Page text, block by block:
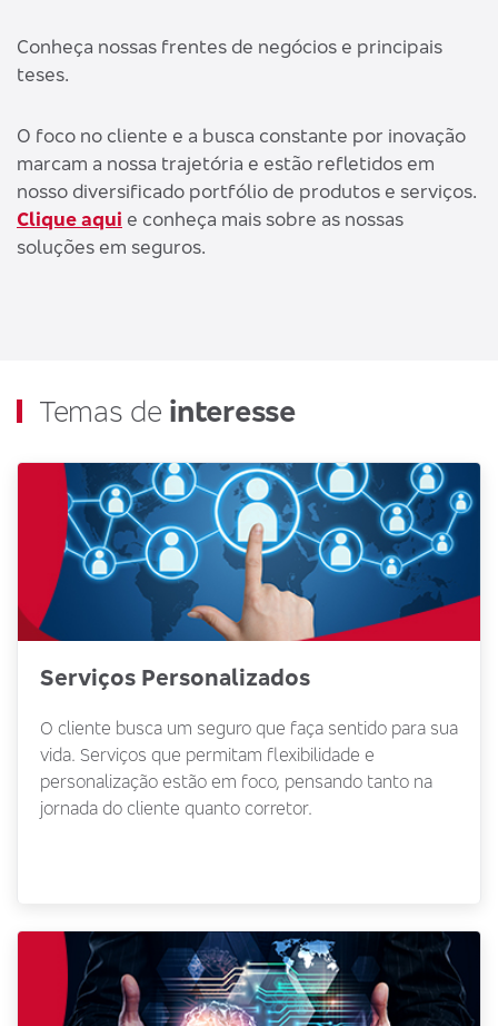
Conheça nossas frentes de negócios e principais
teses.
O foco no cliente e a busca constante por inovação
marcam a nossa trajetória e estão refletidos em
nosso diversificado portfólio de produtos e serviços.
Clique aqui e conheça mais sobre as nossas
soluções em seguros.
Temas de interesse
Serviços Personalizados
O cliente busca um seguro que faça sentido para sua
vida. Serviços que permitam flexibilidade e
personalização estão em foco, pensando tanto na
jornada do cliente quanto corretor.